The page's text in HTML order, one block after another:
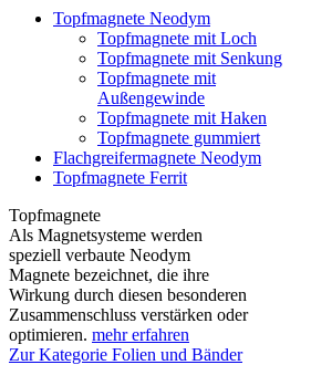
Topfmagnete Neodym
Topfmagnete mit Loch
Topfmagnete mit Senkung
Topfmagnete mit
Außengewinde
Topfmagnete mit Haken
Topfmagnete gummiert
Flachgreifermagnete Neodym
Topfmagnete Ferrit
Topfmagnete
Als Magnetsysteme werden
speziell verbaute Neodym
Magnete bezeichnet, die ihre
Wirkung durch diesen besonderen
Zusammenschluss verstärken oder
optimieren. mehr erfahren
Zur Kategorie Folien und Bänder